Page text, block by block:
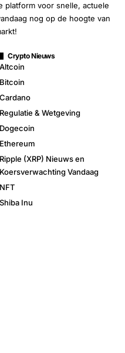
platform voor snelle, actuele
nog op de hoogte van
Crypto Nieuws
Altcoin
Bitcoin
Cardano
Regulatie & Wetgeving
Dogecoin
Ethereum
Ripple (XRP) Nieuws en
Koersverwachting Vandaag
NFT
Shiba Inu